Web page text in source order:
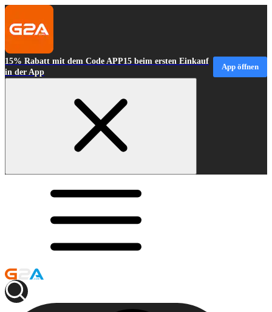
15% Rabatt mit dem Code APP15 beim ersten Einkauf
in der App
App öffnen